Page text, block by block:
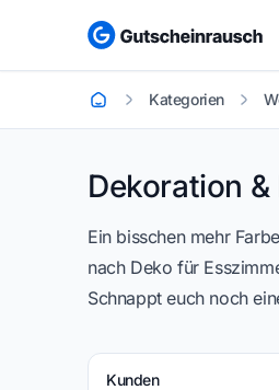
StartseiteKategorien
Dekoration
Ein bisschen mehr
nach Deko für
Schnappt euch noch
Kunden